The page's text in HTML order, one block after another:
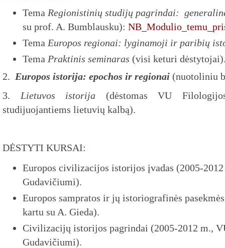
Tema Regionistinių studijų pagrindai:
su prof. A. Bumblausku):
Tema Europos regionai: lyginamoji ir paribių
Tema Praktinis seminaras (visi keturi
2. Europos istorija: epochos ir regionai (nuotoliniu
3. Lietuvos istorija (dėstomas VU
studijuojantiems lietuvių kalbą).
DĖSTYTI KURSAI:
Europos civilizacijos istorijos įvadas (2005-
Gudavičiumi).
Europos sampratos ir jų istoriografinės
kartu su A. Gieda).
Civilizacijų istorijos pagrindai (2005-2012 m.,
Gudavičiumi).